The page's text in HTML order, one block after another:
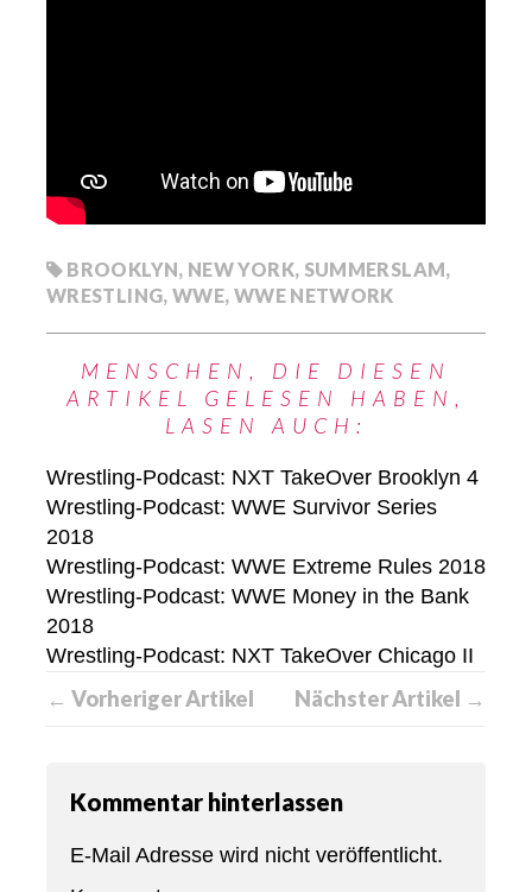
BROOKLYN, NEW YORK, SUMMERSLAM,
WRESTLING, WWE, WWE NETWORK
MENSCHEN, DIE DIESEN
ARTIKEL GELESEN HABEN,
LASEN AUCH:
Wrestling-Podcast: NXT TakeOver Brooklyn 4
Wrestling-Podcast: WWE Survivor Series
2018
Wrestling-Podcast: WWE Extreme Rules 2018
Wrestling-Podcast: WWE Money in the Bank
2018
Wrestling-Podcast: NXT TakeOver Chicago II
← Vorheriger Artikel Nächster Artikel →
Kommentar hinterlassen
E-Mail Adresse wird nicht veröffentlicht.